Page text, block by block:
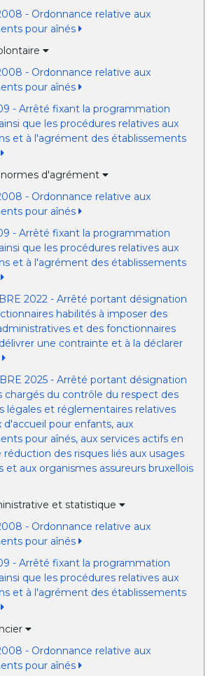
- Ordonnance relative aux
pour aînés
- Ordonnance relative aux
pour aînés
- Arrêté fixant la programmation
que les procédures relatives aux
et à l'agrément des établissements
normes d'agrément
- Ordonnance relative aux
pour aînés
- Arrêté fixant la programmation
que les procédures relatives aux
et à l'agrément des établissements
2022 - Arrêté portant désignation
habilités à imposer des
et des fonctionnaires
une contrainte et à la déclarer
2025 - Arrêté portant désignation
chargés du contrôle du respect des
légales et réglementaires relatives
d'accueil pour enfants, aux
pour aînés, aux services actifs en
des risques liés aux usages
et aux organismes assureurs bruxellois
et statistique
- Ordonnance relative aux
pour aînés
- Arrêté fixant la programmation
que les procédures relatives aux
et à l'agrément des établissements
- Ordonnance relative aux
pour aînés